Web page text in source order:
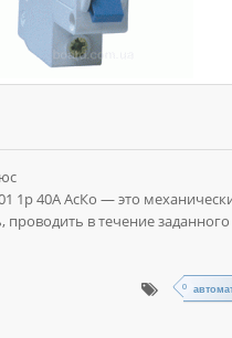
1р 40А АсКо — это
в течение